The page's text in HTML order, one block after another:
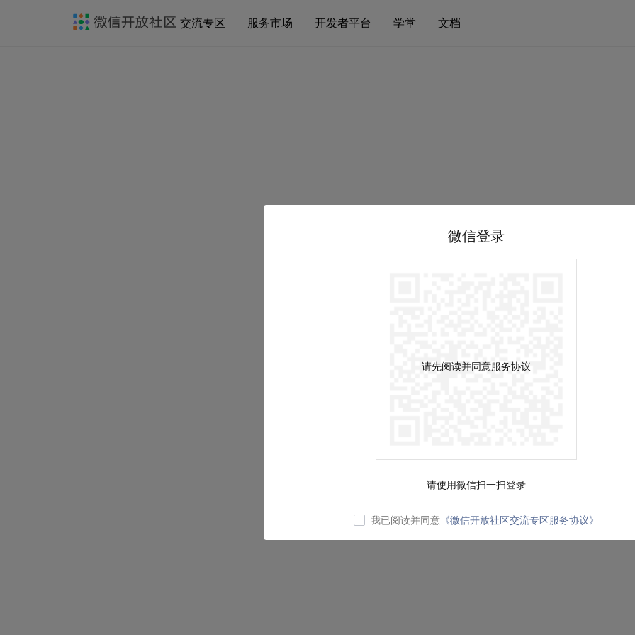
交流专区 服务市场 开发者平台 学堂 文档
微信登录
请先阅读并同意服务协议
请使用微信扫一扫登录
我已阅读并同意 《微信开放社区交流专区服务协议》